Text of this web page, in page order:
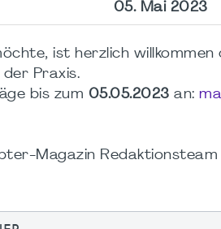
05. Mai 2023
ist herzlich
Praxis.
bis zum 05.05.2023 an:
Magazin Redaktionsteam